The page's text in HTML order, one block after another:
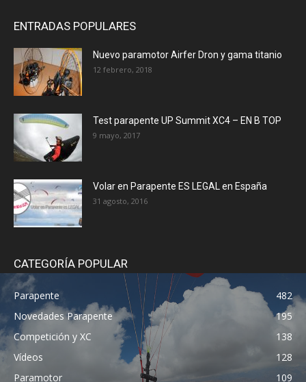
ENTRADAS POPULARES
Nuevo paramotor Airfer Dron y gama titanio
12 febrero, 2018
Test parapente UP Summit XC4 – EN B TOP
9 mayo, 2017
Volar en Parapente ES LEGAL en España
31 agosto, 2016
CATEGORÍA POPULAR
Parapente
482
Novedades Parapente
195
Competición y XC
138
Vídeos
128
Paramotor
109